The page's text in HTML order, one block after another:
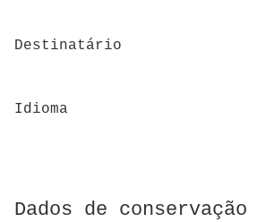
Destinatário
Idioma
Dados de conservação